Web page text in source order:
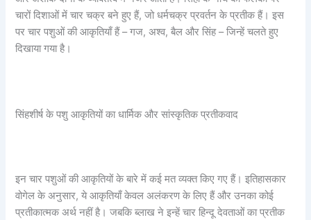
चारों दिशाओं में चार चक्र बने हुए हैं, जो धर्मचक्र प्रवर्तन के प्रतीक हैं। इस
पर चार पशुओं की आकृतियाँ हैं – गज, अश्व, बैल और सिंह – जिन्हें चलते हुए
दिखाया गया है।
सिंहशीर्ष के पशु आकृतियों का धार्मिक और सांस्कृतिक प्रतीकवाद
इन चार पशुओं की आकृतियों के बारे में कई मत व्यक्त किए गए हैं। इतिहासकार
वोगेल के अनुसार, ये आकृतियाँ केवल अलंकरण के लिए हैं और उनका कोई
प्रतीकात्मक अर्थ नहीं है। जबकि ब्लाख ने इन्हें चार हिन्दू देवताओं का प्रतीक